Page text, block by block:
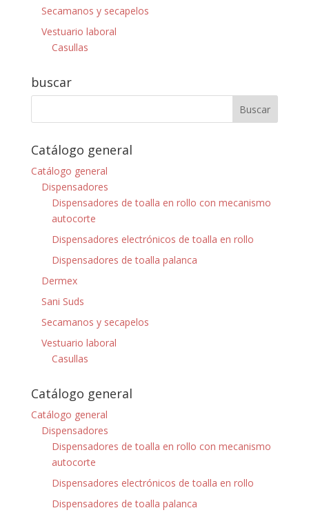
Secamanos y secapelos
Vestuario laboral
Casullas
buscar
Catálogo general
Catálogo general
Dispensadores
Dispensadores de toalla en rollo con mecanismo
autocorte
Dispensadores electrónicos de toalla en rollo
Dispensadores de toalla palanca
Dermex
Sani Suds
Secamanos y secapelos
Vestuario laboral
Casullas
Catálogo general
Catálogo general
Dispensadores
Dispensadores de toalla en rollo con mecanismo
autocorte
Dispensadores electrónicos de toalla en rollo
Dispensadores de toalla palanca